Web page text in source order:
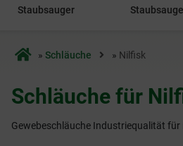
Staubsauger
Startseite
» Schläuche » Nilfisk
Schläuche für
Gewebeschläuche Industriequalität für